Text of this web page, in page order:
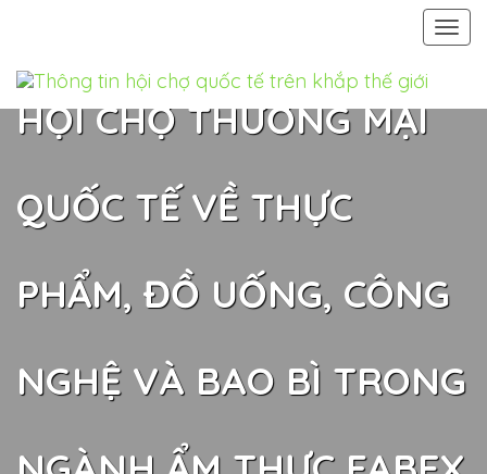
HỘI CHỢ THƯƠNG MẠI
QUỐC TẾ VỀ THỰC
PHẨM, ĐỒ UỐNG, CÔNG
NGHỆ VÀ BAO BÌ TRONG